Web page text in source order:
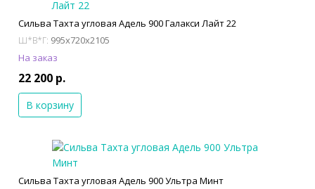
Сильва Тахта угловая Адель 900 Галакси Лайт 22
Ш*В*Г: 995x720x2105
На заказ
22 200 р.
В корзину
Сильва Тахта угловая Адель 900 Ультра Минт